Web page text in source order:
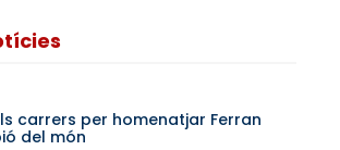
carrers per homenatjar Ferran
del món